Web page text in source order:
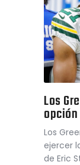
Los
Los
ejercer
de Eric